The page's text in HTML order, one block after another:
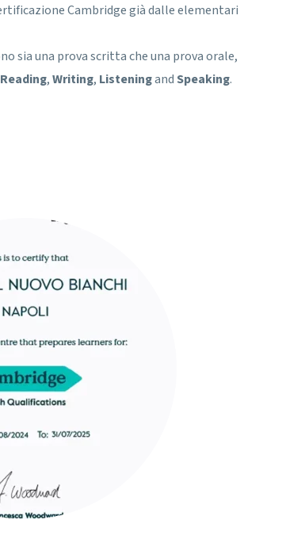
Cambridge già dalle elementari
sia una prova scritta che una prova orale,
Reading,Writing, ListeningandSpeaking.